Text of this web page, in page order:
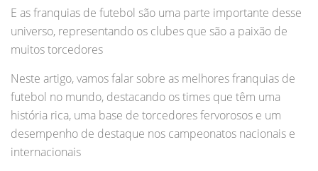
E as franquias de futebol são uma parte importante desse
universo, representando os clubes que são a paixão de
muitos torcedores
Neste artigo, vamos falar sobre as melhores franquias de
futebol no mundo, destacando os times que têm uma
história rica, uma base de torcedores fervorosos e um
desempenho de destaque nos campeonatos nacionais e
internacionais